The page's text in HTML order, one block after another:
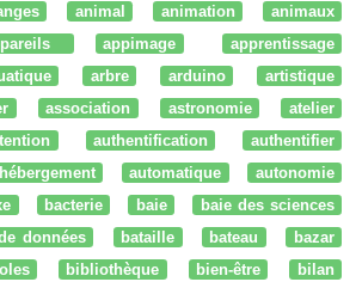
animal animation
animaux
appimage
apprentissage
arbre arduino
artistique
association astronomie
atelier
authentification
authentifier
automatique
autonomie
bacterie baie
baie des sciences
données bataille bateau
bazar
bibliothèque bien-être
bilan